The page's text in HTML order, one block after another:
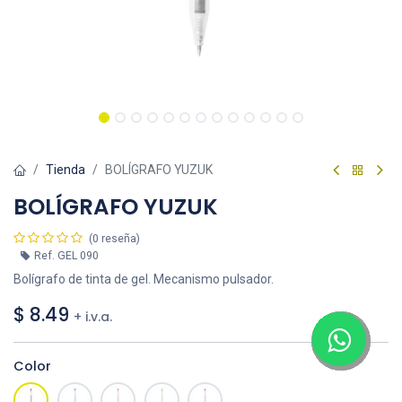
Tienda BOLÍGRAFO YUZUK
BOLÍGRAFO YUZUK
(0 reseña)
Ref. GEL 090
Bolígrafo de tinta de gel. Mecanismo pulsador.
$ 8.49 + i.v.a.
Color